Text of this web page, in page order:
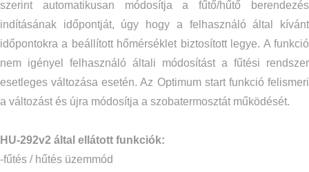
szerint automatikusan módosítja a fűtő/hűtő berendezés
indításának időpontját, úgy hogy a felhasználó által kívánt
időpontokra a beállított hőmérséklet biztosított legye. A funkció
nem igényel felhasználó általi módosítást a fűtési rendszer
esetleges változása esetén. Az Optimum start funkció felismeri
a változást és újra módosítja a szobatermosztát működését.
HU-292v2 által ellátott funkciók:
-fűtés / hűtés üzemmód